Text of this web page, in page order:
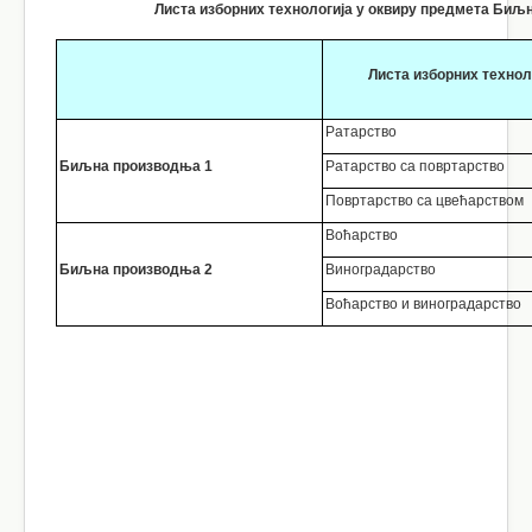
Листа изборних технологија у оквиру предмета
Листа изборних
Биљна производња 1
Ратарство
Ратарство са повртарство
Повртарство са цвећарством
Биљна производња 2
Воћарство
Виноградарство
Воћарство и виноградарство